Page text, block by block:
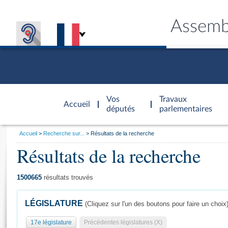
Accueil
d'accueil
Vos
députés
Travaux
parlementaires
Général
Vous
Accueil Recherche sur... Résultats de la recherche
Résultats de la recherche
1500665 résultats trouvés
LÉGISLATURE (Cliquez sur l'un des boutons pour faire un choix)
17e législature Précédentes législatures (X)